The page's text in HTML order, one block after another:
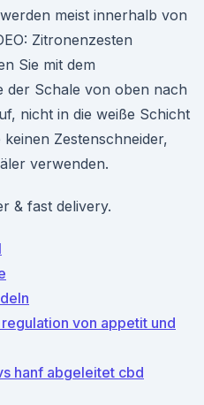
meist innerhalb von
Zitronenzesten
Sie mit dem
der Schale von oben nach
nicht in die weiße Schicht
Zestenschneider,
verwenden.
& fast delivery.
von appetit und
hanf abgeleitet cbd